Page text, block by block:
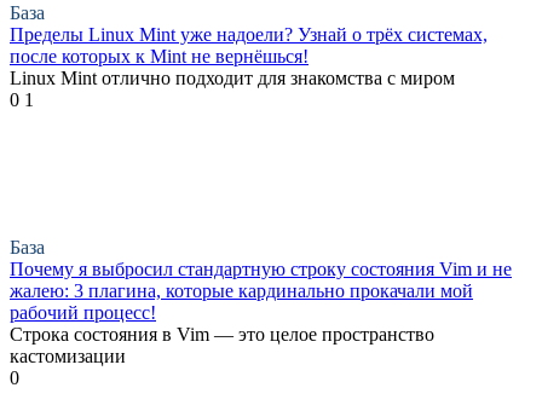
База
Пределы Linux Mint уже надоели? Узнай о трёх системах,
после которых к Mint не вернёшься!
Linux Mint отлично подходит для знакомства с миром
0 1
База
Почему я выбросил стандартную строку состояния Vim и не
жалею: 3 плагина, которые кардинально прокачали мой
рабочий процесс!
Строка состояния в Vim — это целое пространство
кастомизации
0